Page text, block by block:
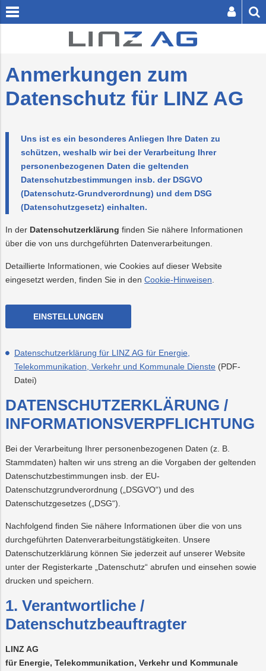
springen
springen
BUTTON SENDET DIE SUCHE AB.
Unterwegs
Freizeit
PLUS24
Infrastruktur
Logistik
Presse
Karriere
Projekte
Anmerkungen zum
Datenschutz für LINZ AG
Uns ist es ein besonderes Anliegen Ihre Daten zu
schützen, weshalb wir bei der Verarbeitung Ihrer
personenbezogenen Daten die geltenden
Datenschutzbestimmungen insb. der DSGVO
(Datenschutz-Grundverordnung) und dem DSG
(Datenschutzgesetz) einhalten.
In der Datenschutzerklärung finden Sie nähere Informationen
über die von uns durchgeführten Datenverarbeitungen.
Detaillierte Informationen, wie Cookies auf dieser Website
eingesetzt werden, finden Sie in den Cookie-Hinweisen
EINSTELLUNGEN
Datenschutzerklärung für LINZ AG für Energie,
Telekommunikation, Verkehr und Kommunale Dienste (PDF-
Datei)
DATENSCHUTZERKLÄRUNG /
INFORMATIONSVERPFLICHTUNG
Bei der Verarbeitung Ihrer personenbezogenen Daten (z. B.
Stammdaten) halten wir uns streng an die Vorgaben der geltenden
Datenschutzbestimmungen insb. der EU-
Datenschutzgrundverordnung („DSGVO“) und des
Datenschutzgesetzes („DSG“).
Nachfolgend finden Sie nähere Informationen über die von uns
durchgeführten Datenverarbeitungstätigkeiten. Unsere
Datenschutzerklärung können Sie jederzeit auf unserer Website
unter der Registerkarte „Datenschutz“ abrufen und einsehen sowie
drucken und speichern.
1. Verantwortliche /
Datenschutzbeauftragter
LINZ AG
für Energie, Telekommunikation, Verkehr und Kommunale